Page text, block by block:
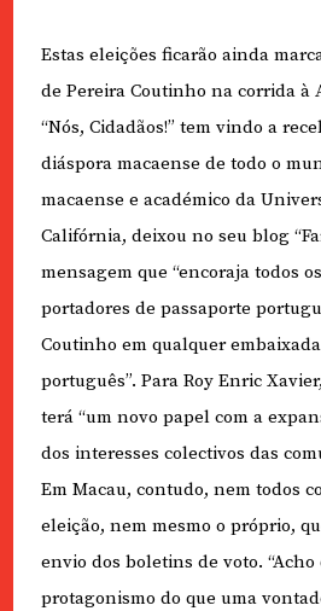
Estas eleições ficarão ainda
de Pereira Coutinho na corrida à
“Nós, Cidadãos!” tem vindo a
diáspora macaense de todo o
macaense e académico da
Califórnia, deixou no seu blog
mensagem que “encoraja todos
portadores de passaporte
Coutinho em qualquer
português”. Para Roy Enric
terá “um novo papel com a
dos interesses colectivos das
Em Macau, contudo, nem todos
eleição, nem mesmo o próprio,
envio dos boletins de voto. “Acho
protagonismo do que uma